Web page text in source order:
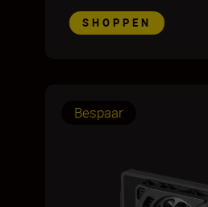
SHOPPEN
Bespaar